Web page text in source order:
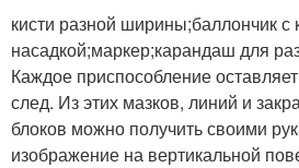
кисти разной ширины;баллончик с
насадкой;маркер;карандаш для
Каждое приспособление
след. Из этих мазков, линий и
блоков можно получить своими
изображение на вертикальной